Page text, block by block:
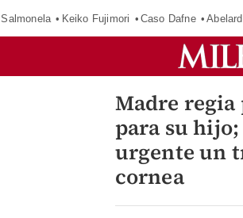
Salmonela Keiko Fujimori Caso Dafne
Madre regia
para su
urgente un
cornea